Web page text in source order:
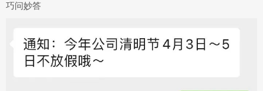
巧问妙答